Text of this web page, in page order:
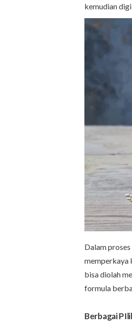
kemudian
Dalam
memperkaya
bisa diolah
formula
Berbagai